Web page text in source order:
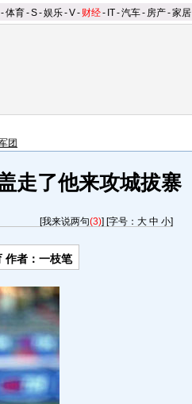
-体育-S-娱乐-V- 财经- IT-汽车- 房产-家居
团
走了他来攻城拔寨
[我来说两句(3)] [字号： 大 中 小]
作者：一枝笔